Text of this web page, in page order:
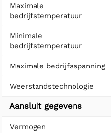
Maximale
bedrijfstemperatuur
Minimale
bedrijfstemperatuur
Maximale bedrijfsspanning
Weerstandstechnologie
Aansluit gegevens
Vermogen